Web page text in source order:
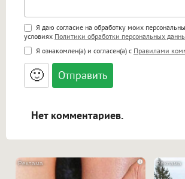
Поддержка HTML
<b>, <strong>, <u>, <i>, <em>,
<small>, <sup>, <sub>, <pre>,
<blockquote>, <code> экранирует
адреса URL автоматически
ссылками, и [img]адрес[/img] будет
Я даю согласие на обработку моих
условиях Политики обработки персональных
Я ознакомлен(а) и согласен(а) с Правилами
🙂
Нет комментариев.
i